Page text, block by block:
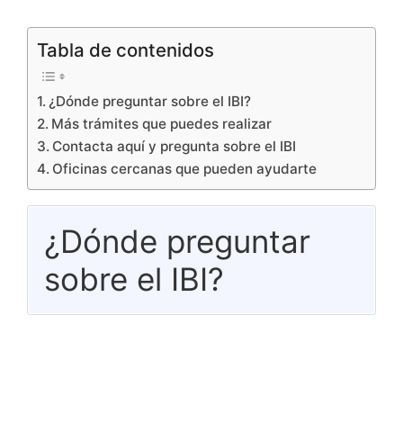
Tabla de contenidos
¿Dónde preguntar sobre el IBI?
Más trámites que puedes realizar
Contacta aquí y pregunta sobre el IBI
Oficinas cercanas que pueden ayudarte
¿Dónde preguntar
sobre el IBI?